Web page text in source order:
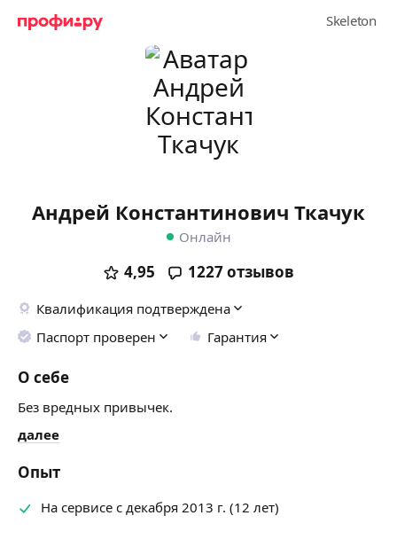
Андрей Константинович Ткачук
Онлайн
4,95 1227отзывов
Квалификация подтверждена
Паспорт проверен
Гарантия
О себе
Без вредных привычек.
далее
Опыт
На сервисе с декабря 2013 г. (12 лет)